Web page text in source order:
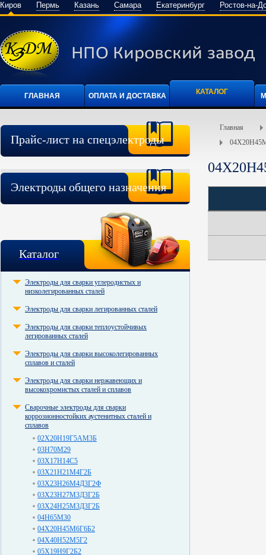
Киров Пермь Казань Самара Екатеринбург Ростов-на-
ГЛАВНАЯ ОПЛАТА И ДОСТАВКА КАТАЛОГ
Прайс-лист на спецэлектроды
Электроды общего назначения
Каталог
Электроды для сварки углеродистых и
низколегированных сталей
Электроды для сварки легированных сталей
Электроды для сварки теплоустойчивых
легированных сталей
Электроды для сварки высоколегированных
сплавов и сталей
Электроды для сварки нержавеющих и
высокохромистых сталей и сплавов
Сварочные электроды для сварки
коррозионностойких аустенитных сталей и
сплавов
02Х20Н19Г5АМ3Б
03Н70М29
03Х17Н14С5
03Х21Н21М4Г2Б
03Х23Н26М4Д3Г2Ф
03Х23Н27М3Д3Г2Б
03Х24Н25М3Д3Г2Б
04Н65М30
04Х20Н45М6Г6Б2
04Х40Н52М5Г2
05Х19Н9Г2Б2
Главная